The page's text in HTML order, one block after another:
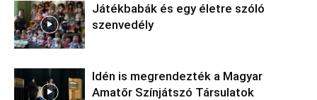
Játékbabák és egy életre szóló
szenvedély
Idén is megrendezték a Magyar
Amatőr Színjátszó Társulatok